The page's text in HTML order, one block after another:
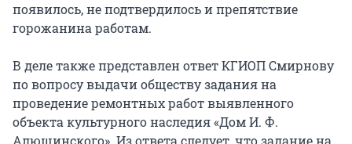
появилось, не подтвердилось и препятствие
горожанина работам.
В деле также представлен ответ КГИОП Смирнову
по вопросу выдачи обществу задания на
проведение ремонтных работ выявленного
объекта культурного наследия «Дом И. Ф.
Алюшинского». Из ответа следует, что задание на